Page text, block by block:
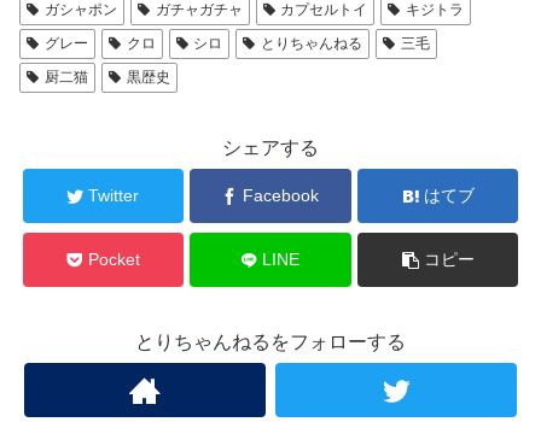
ガシャポン ガチャガチャ カプセルトイ
キジトラ
グレー
クロ シロ とりちゃんねる
三毛
厨二猫
黒歴史
シェアする
Twitter Facebook はてブ
Pocket LINE コピー
とりちゃんねるをフォローする